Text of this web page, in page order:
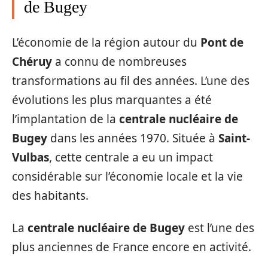
de Bugey
L’économie de la région autour du Pont de
Chéruy a connu de nombreuses
transformations au fil des années. L’une des
évolutions les plus marquantes a été
l’implantation de la centrale nucléaire de
Bugey dans les années 1970. Située à Saint-
Vulbas, cette centrale a eu un impact
considérable sur l’économie locale et la vie
des habitants.
La centrale nucléaire de Bugey est l’une des
plus anciennes de France encore en activité.